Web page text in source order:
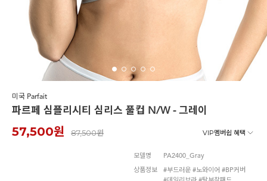
미국 Parfait
파르페 심플리시티 심리스 풀컵 N/W - 그레이
57,500원 87,500원 VIP멤버쉽 혜택
모델명 PA2400_Gray
상품정보
#부드러운 #노와이어 #BP커버